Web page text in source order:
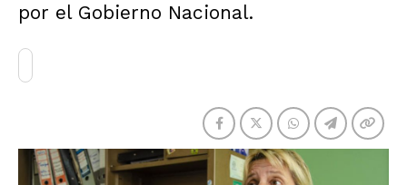
por el Gobierno Nacional.